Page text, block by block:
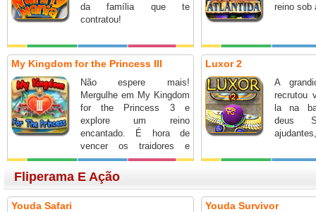
da família que te
contratou!
reino sob
My Kingdom for the Princess III
Não espere mais!
Mergulhe em My Kingdom
for the Princess 3 e
explore um reino
encantado. É hora de
vencer os traidores e
reconstruir o reino!
Luxor 2
A
recrutou
la na
deus
Fliperama E Ação
Youda Safari Youda Survivor